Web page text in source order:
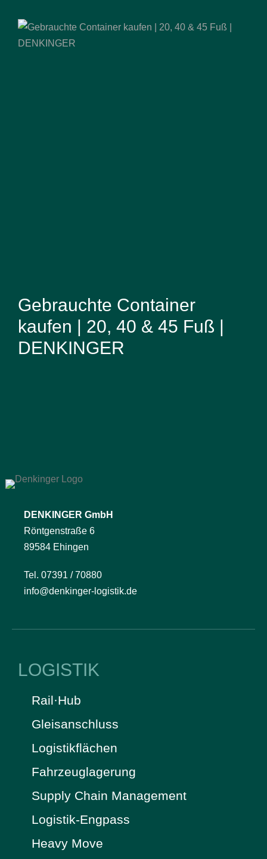
Gebrauchte Container
kaufen | 20, 40 & 45 Fuß |
DENKINGER
DENKINGER GmbH
Röntgenstraße 6
89584 Ehingen
Tel. 07391 / 70880
info@denkinger-logistik.de
LOGISTIK
Rail·Hub
Gleisanschluss
Logistikflächen
Fahrzeuglagerung
Supply Chain Management
Logistik-Engpass
Heavy Move